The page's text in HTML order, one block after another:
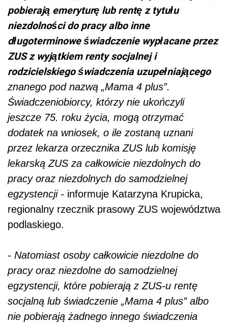
pobierają emeryturę lub rentę z tytułu
niezdolności do pracy albo inne
długoterminowe świadczenie wypłacane przez
ZUS z wyjątkiem renty socjalnej i
rodzicielskiego świadczenia uzupełniającego
znanego pod nazwą „Mama 4 plus”.
Świadczeniobiorcy, którzy nie ukończyli
jeszcze 75. roku życia, mogą otrzymać
dodatek na wniosek, o ile zostaną uznani
przez lekarza orzecznika ZUS lub komisję
lekarską ZUS za całkowicie niezdolnych do
pracy oraz niezdolnych do samodzielnej
egzystencji - informuje Katarzyna Krupicka,
regionalny rzecznik prasowy ZUS województwa
podlaskiego.
- Natomiast osoby całkowicie niezdolne do
pracy oraz niezdolne do samodzielnej
egzystencji, które pobierają z ZUS-u rentę
socjalną lub świadczenie „Mama 4 plus” albo
nie pobierają żadnego innego świadczenia